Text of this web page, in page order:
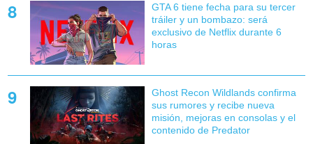
GTA 6 tiene fecha para su tercer
tráiler y un bombazo: será
exclusivo de Netflix durante 6
horas
Ghost Recon Wildlands confirma
sus rumores y recibe nueva
misión, mejoras en consolas y el
contenido de Predator